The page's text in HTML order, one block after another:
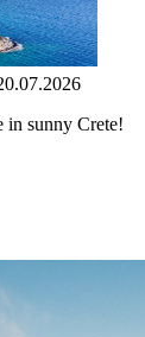
in sunny Crete!